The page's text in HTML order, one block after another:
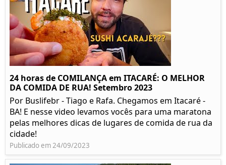
24 horas de COMILANÇA em ITACARÉ: O MELHOR
DA COMIDA DE RUA! Setembro 2023
Por Buslifebr - Tiago e Rafa. Chegamos em Itacaré -
BA! E nesse video levamos vocês para uma maratona
pelas melhores dicas de lugares de comida de rua da
cidade!
Publicado em 24/09/2023